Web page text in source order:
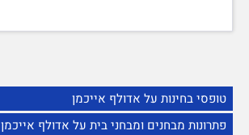
טופסי בחינות על אדולף אייכמן
פתרונות מבחנים ומבחני בית על אדולף אייכמן